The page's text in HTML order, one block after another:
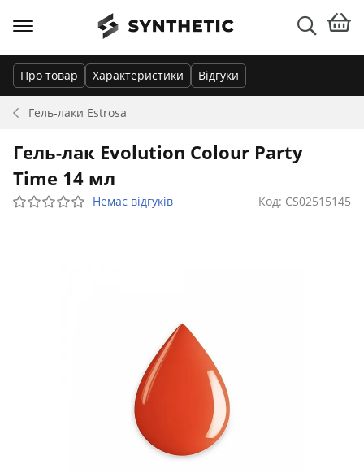
Гель-лаки Estrosa
Про товар Характеристики Відгуки
Гель-лак Evolution Colour Party
Time 14 мл
Немає відгуків Код: CS02515145